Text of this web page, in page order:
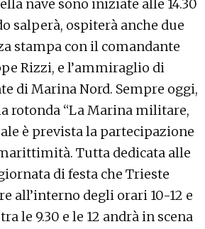
nave sono iniziate alle 14.30
salperà, ospiterà anche due
stampa con il comandante
Rizzi, e l’ammiraglio di
di Marina Nord. Sempre oggi,
rotonda “La Marina militare,
è prevista la partecipazione
Tutta dedicata alle
di festa che Trieste
all’interno degli orari 10-12 e
le 9.30 e le 12 andrà in scena